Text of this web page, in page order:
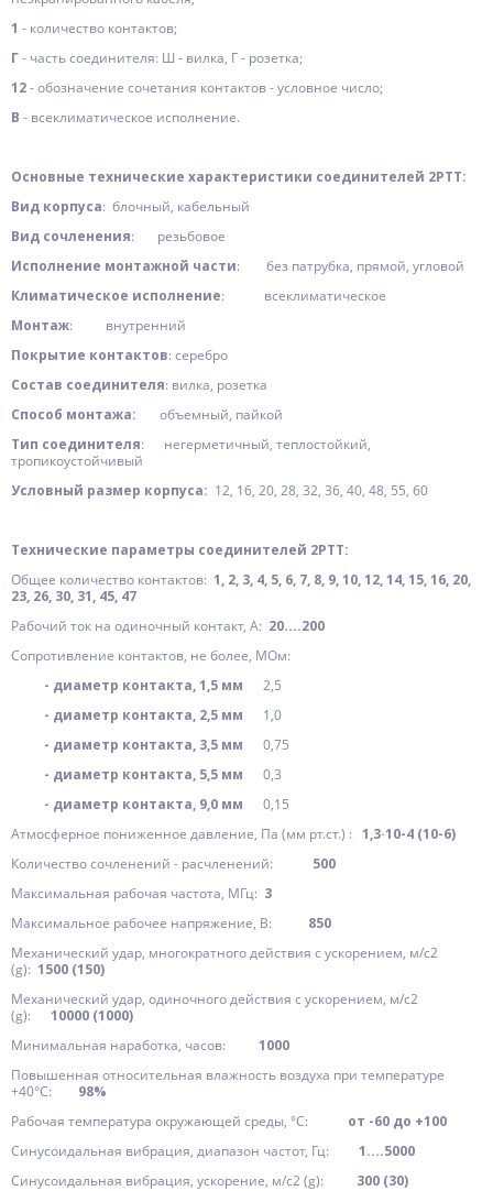
1 - количество контактов;
Г- часть соединителя: Ш - вилка, Г - розетка;
12- обозначение сочетания контактов - условное число;
В - всеклиматическое исполнение.
Основные технические характеристики соединителей 2РТТ:
Вид корпуса: блочный, кабельный
Вид сочленения: резьбовое
Исполнение монтажной части: без патрубка, прямой, угловой
Климатическое исполнение: всеклиматическое
Монтаж: внутренний
Покрытие контактов: серебро
Состав соединителя: вилка, розетка
Способ монтажа: объемный, пайкой
Тип соединителя: негерметичный, теплостойкий,
тропикоустойчивый
Условный размер корпуса: 12, 16, 20, 28, 32, 36, 40, 48, 55, 60
Технические параметры соединителей 2РТТ:
Общее количество контактов: 1, 2, 3, 4, 5, 6, 7, 8, 9, 10, 12, 14, 15, 16, 20,
23, 26, 30, 31, 45, 47
Рабочий ток на одиночный контакт, А: 20....200
Сопротивление контактов, не более, МОм:
- диаметр контакта, 1,5 мм 2,5
- диаметр контакта, 2,5 мм 1,0
- диаметр контакта, 3,5 мм 0,75
- диаметр контакта, 5,5 мм 0,3
- диаметр контакта, 9,0 мм 0,15
Атмосферное пониженное давление, Па (мм рт.ст.) : 1,3·10-4 (10-6)
Количество сочленений - расчленений: 500
Максимальная рабочая частота, МГц: 3
Максимальное рабочее напряжение, В: 850
Механический удар, многократного действия с ускорением, м/с2
(g): 1500 (150)
Механический удар, одиночного действия с ускорением, м/с2
(g): 10000 (1000)
Минимальная наработка, часов: 1000
Повышенная относительная влажность воздуха при температуре
+40°C: 98%
Рабочая температура окружающей среды, °C: от -60 до +100
Синусоидальная вибрация, диапазон частот, Гц: 1....5000
Синусоидальная вибрация, ускорение, м/с2 (g): 300 (30)